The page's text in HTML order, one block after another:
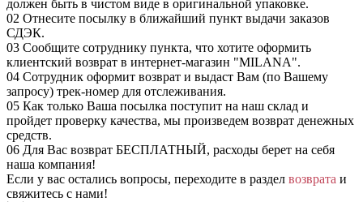
должен быть в чистом виде в оригинальной упаковке.
02 Отнесите посылку в ближайший пункт выдачи заказов
СДЭК.
03 Сообщите сотруднику пункта, что хотите оформить
клиентский возврат в интернет-магазин "MILANA".
04 Сотрудник оформит возврат и выдаст Вам (по Вашему
запросу) трек-номер для отслеживания.
05 Как только Ваша посылка поступит на наш склад и
пройдет проверку качества, мы произведем возврат денежных
средств.
06 Для Вас возврат БЕСПЛАТНЫЙ, расходы берет на себя
наша компания!
Если у вас остались вопросы, переходите в раздел возврата и
свяжитесь с нами!